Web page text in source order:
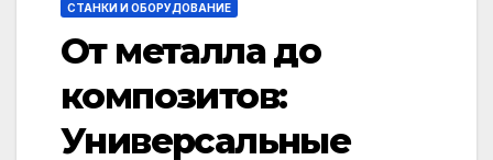
СТАНКИ И ОБОРУДОВАНИЕ
От металла до
композитов:
Универсальные